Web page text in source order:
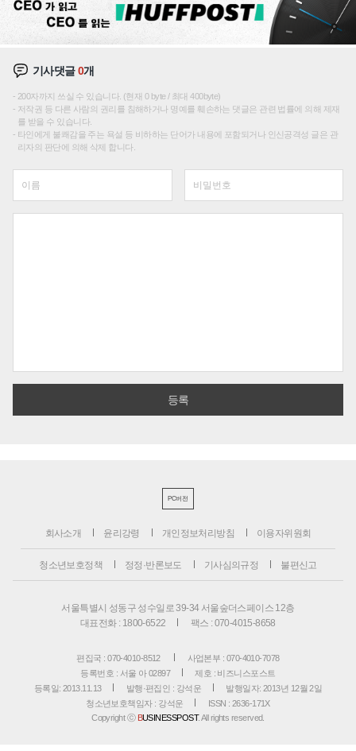
기사댓글0개
200자까지 쓰실 수 있습니다. (현재 0 byte / 최대 400byte)
저작권 등 다른 사람의 권리를 침해하거나 명예를 훼손하는 댓글은 관련 법률에 의해 제재
를 받을 수 있습니다.
타인에게 불쾌감을 주는 욕설 등 비하하는 단어가 내용에 포함되거나 인신공격성 글은 관
리자의 판단에 의해 삭제 합니다.
PC버전
회사소개 윤리강령 개인정보처리방침 이용자위원회
청소년보호정책 정정·반론보도 기사심의규정 불편신고
서울특별시 성동구 성수일로 39-34 서울숲더스페이스 12층
대표전화 : 1800-6522
팩스 : 070-4015-8658
편집국 : 070-4010-8512
사업본부 : 070-4010-7078
등록번호 : 서울 아 02897
제호 : 비즈니스포스트
등록일: 2013.11.13
발행·편집인 : 강석운
발행일자: 2013년 12월 2일
청소년보호책임자 : 강석운
ISSN : 2636-171X
Copyright ⓒ BUSINESSPOST. All rights reserved.